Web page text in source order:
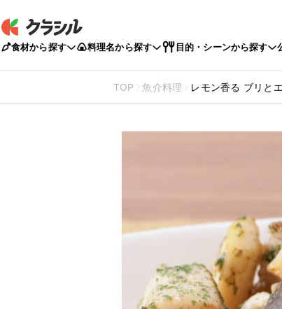
食材から探す 料理名から探す 目的・シーンから探す
TOP 魚介料理 レモン香る ブリと